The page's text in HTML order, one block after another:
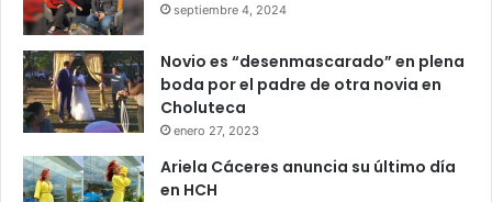
septiembre 4, 2024
Novio es “desenmascarado” en plena
boda por el padre de otra novia en
Choluteca
enero 27, 2023
Ariela Cáceres anuncia su último día
en HCH